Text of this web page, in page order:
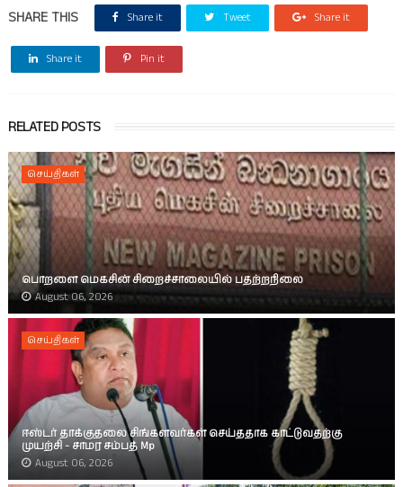
SHARE THIS Share it Tweet Share it
Share it Pin it
RELATED POSTS
செய்திகள்
பொறளை மெகசின் சிறைச்சாலையில் பதற்றநிலை
August 06, 2026
செய்திகள்
ஈஸ்டர் தாக்குதலை சிங்களவர்கள் செய்ததாக காட்டுவதற்கு
முயற்சி - சாமர சம்பத் Mp
August 06, 2026